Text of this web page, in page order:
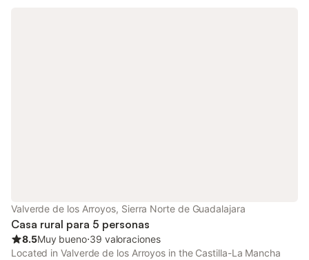
Valverde de los Arroyos, Sierra Norte de Guadalajara
Casa rural para 5 personas
8.5Muy bueno⋅39 valoraciones
Located in Valverde de los Arroyos in the Castilla-La Mancha